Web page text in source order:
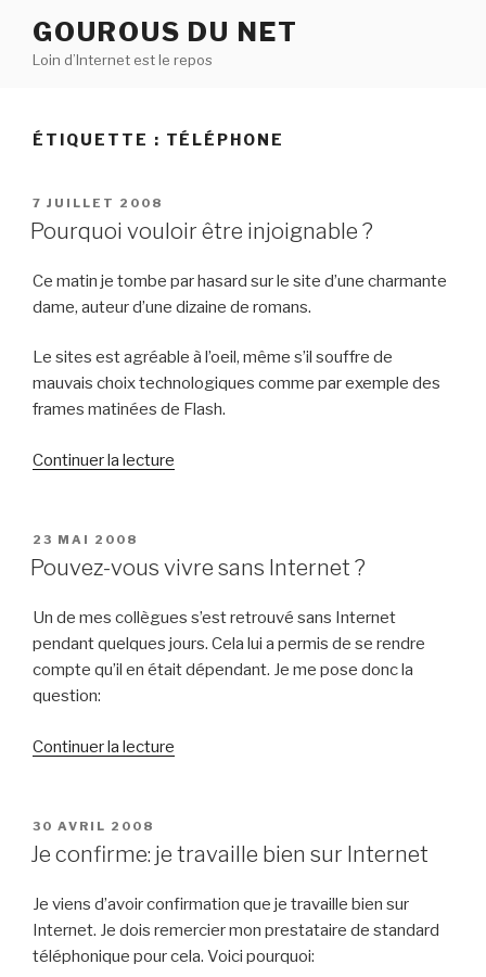
contenu
GOUROUS DU NET
Loin d’Internet est le repos
ÉTIQUETTE : TÉLÉPHONE
PUBLIÉ
LE
7 JUILLET 2008
Pourquoi vouloir être injoignable ?
Ce matin je tombe par hasard sur le site d’une charmante
dame, auteur d’une dizaine de romans.
Le sites est agréable à l’oeil, même s’il souffre de
mauvais choix technologiques comme par exemple des
frames matinées de Flash.
Continuer la lecture
injoignable
PUBLIÉ
LE
23 MAI 2008
Pouvez-vous vivre sans Internet ?
Un de mes collègues s’est retrouvé sans Internet
pendant quelques jours. Cela lui a permis de se rendre
compte qu’il en était dépendant. Je me pose donc la
question:
Continuer la lecture
sans
? »
PUBLIÉ
LE
30 AVRIL 2008
Je confirme: je travaille bien sur Internet
Je viens d’avoir confirmation que je travaille bien sur
Internet. Je dois remercier mon prestataire de standard
téléphonique pour cela. Voici pourquoi: